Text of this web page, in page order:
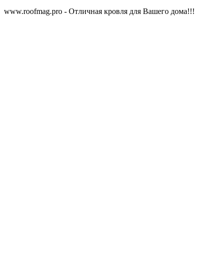
www.roofmag.pro - Отличная кровля для Вашего дома!!!